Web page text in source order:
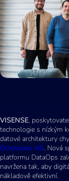
VISENSE,
technologie s nízkým
datové architektury
Octotronic AG. Nová
platformu DataOps
navržena tak, aby
nákladově efektivní.